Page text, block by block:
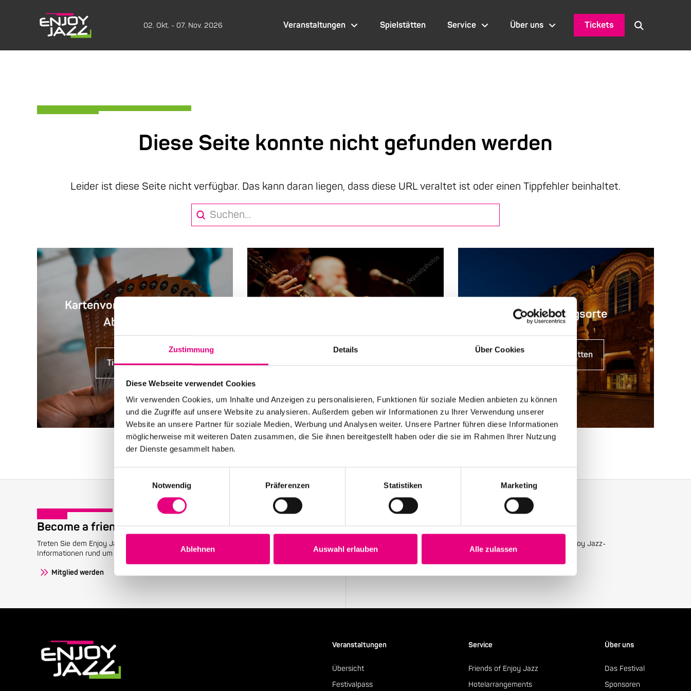
Zustimmung Details Über Cookies
Diese Webseite verwendet Cookies
Wir verwenden Cookies, um Inhalte und Anzeigen zu personalisieren, Funktionen für soziale Medien anbieten zu können
und die Zugriffe auf unsere Website zu analysieren. Außerdem geben wir Informationen zu Ihrer Verwendung unserer
Website an unsere Partner für soziale Medien, Werbung und Analysen weiter. Unsere Partner führen diese Informationen
möglicherweise mit weiteren Daten zusammen, die Sie ihnen bereitgestellt haben oder die sie im Rahmen Ihrer Nutzung
der Dienste gesammelt haben.
Notwendig
Präferenzen Statistiken Marketing
Ablehnen Auswahl erlauben Alle zulassen
02. Okt. - 07. Nov. 2026 Veranstaltungen Spielstätten Service Über uns Tickets
Diese Seite konnte nicht gefunden werden
Leider ist diese Seite nicht verfügbar. Das kann daran liegen, dass diese URL veraltet ist oder einen Tippfehler beinhaltet.
Search
Submit
Kartenvorverkauf, Rabatte,
Abendkasse
Tickets kaufen Zum Programm
Veranstaltungsorte
Zu den Spielstätten
Become a friend!
Treten Sie dem Enjoy Jazz-Freundeskreis bei und erhalten Sie exklusive
Informationen rund um das Festival.
Mitglied werden
Stay up to date!
Erhalten Sie regelmäßig die aktuellsten Neuigkeiten mit unserem Enjoy Jazz-
Newsletter.
Veranstaltungen
Übersicht
Festivalpass
Service
Friends of Enjoy Jazz
Hotelarrangements
Über uns
Das Festival
Sponsoren